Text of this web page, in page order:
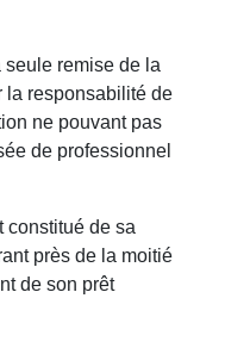
seule remise de la
la responsabilité de
ne pouvant pas
de professionnel
constitué de sa
près de la moitié
de son prêt